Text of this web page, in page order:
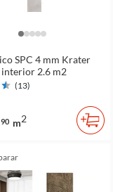
SPC 4 mm Krater
interior 2.6 m2
(13)
90 m2